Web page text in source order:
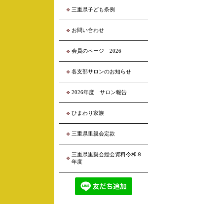
三重県子ども条例
お問い合わせ
会員のページ 2026
各支部サロンのお知らせ
2026年度 サロン報告
ひまわり家族
三重県里親会定款
三重県里親会総会資料令和８
年度